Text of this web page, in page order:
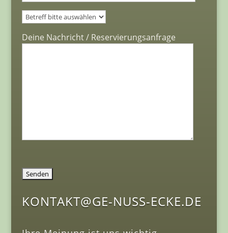
Deine Nachricht / Reservierungsanfrage
KONTAKT@GE-NUSS-ECKE.DE